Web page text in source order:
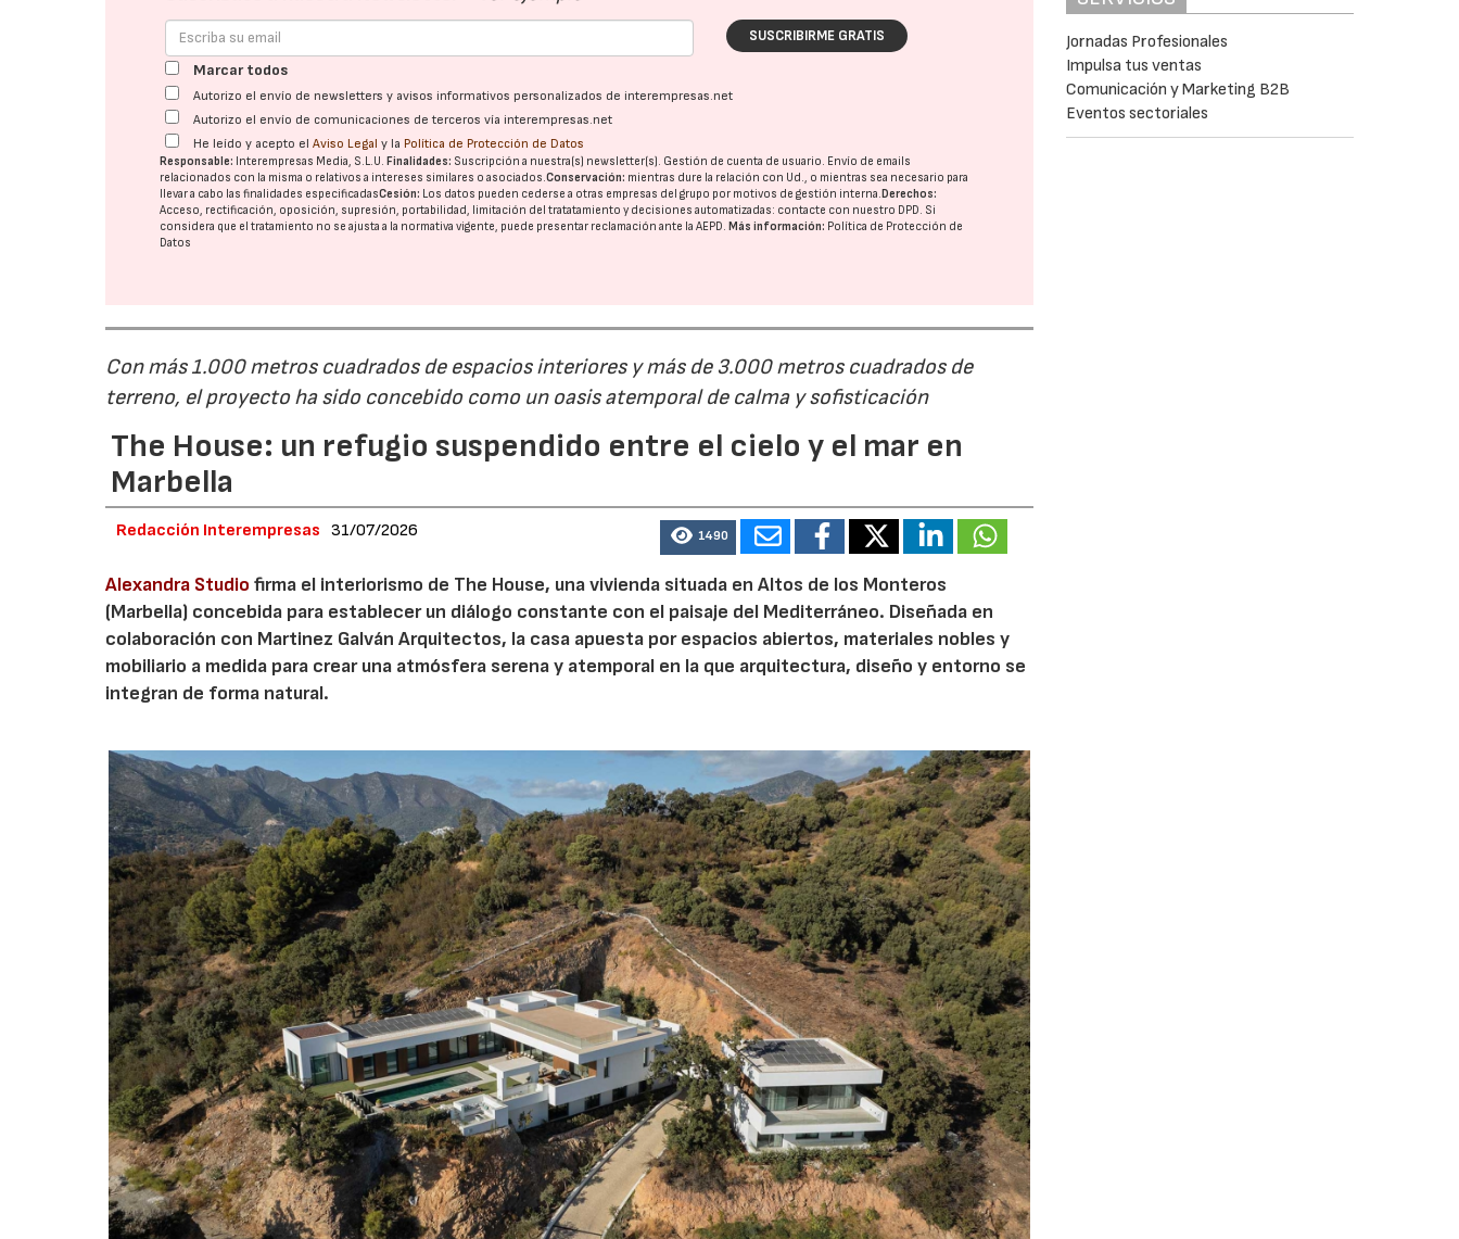
SUSCRIBIRME GRATIS
Marcar todos
Autorizo el envío de newsletters y avisos informativos personalizados de interempresas.net
Autorizo el envío de comunicaciones de terceros vía interempresas.net
He leído y acepto elAviso Legal y la Política de Protección de Datos
Responsable: Interempresas Media, S.L.U.Finalidades: Suscripción a nuestra(s) newsletter(s). Gestión de cuenta de usuario. Envío de emails
relacionados con la misma o relativos a intereses similares o asociados.Conservación: mientras dure la relación con Ud., o mientras sea necesario para
llevar a cabo las finalidades especificadasCesión: Los datos pueden cederse a otras empresas del grupo por motivos de gestión interna.Derechos:
Acceso, rectificación, oposición, supresión, portabilidad, limitación del tratatamiento y decisiones automatizadas: contacte con nuestro DPD. Si
considera que el tratamiento no se ajusta a la normativa vigente, puede presentar reclamación ante laAEPD.Más información: Política de Protección de
Datos
Con más 1.000 metros cuadrados de espacios interiores y más de 3.000 metros cuadrados de
terreno, el proyecto ha sido concebido como un oasis atemporal de calma y sofisticación
The House: un refugio suspendido entre el cielo y el mar en
Marbella
Redacción Interempresas 31/07/2026 1490
Alexandra Studio firma el interiorismo de The House, una vivienda situada en Altos de los Monteros
(Marbella) concebida para establecer un diálogo constante con el paisaje del Mediterráneo. Diseñada en
colaboración con Martinez Galván Arquitectos, la casa apuesta por espacios abiertos, materiales nobles y
mobiliario a medida para crear una atmósfera serena y atemporal en la que arquitectura, diseño y entorno se
integran de forma natural.
Jornadas Profesionales
Impulsa tus ventas
Comunicación y Marketing B2B
Eventos sectoriales